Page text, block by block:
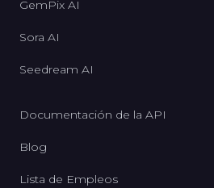
GemPix AI
Sora AI
Seedream AI
Documentación de la API
Blog
Lista de Empleos